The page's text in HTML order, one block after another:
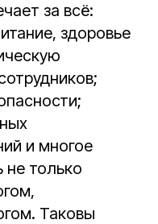
за всё:
здоровье
и многое
только
Таковы